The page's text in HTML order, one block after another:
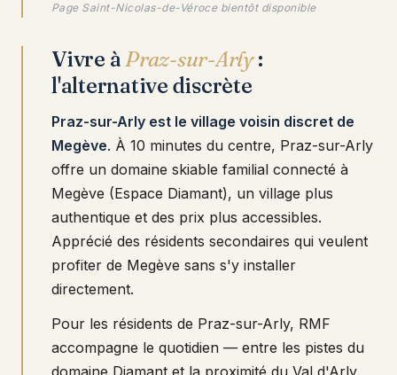
Page Saint-Nicolas-de-Véroce bientôt disponible
Vivre àPraz-sur-Arly:
l'alternative discrète
Praz-sur-Arly est le village voisin discret de
Megève. À 10 minutes du centre, Praz-sur-Arly
offre un domaine skiable familial connecté à
Megève (Espace Diamant), un village plus
authentique et des prix plus accessibles.
Apprécié des résidents secondaires qui veulent
profiter de Megève sans s'y installer
directement.
Pour les résidents de Praz-sur-Arly, RMF
accompagne le quotidien — entre les pistes du
domaine Diamant et la proximité du Val d'Arly.